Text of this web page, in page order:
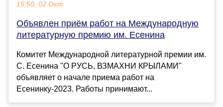
15:50, 02 Окт
Объявлен приём работ на Международную
литературную премию им. Есенина
Комитет Международной литературной премии им.
С. Есенина "О РУСЬ, ВЗМАХНИ КРЫЛАМИ"
объявляет о начале приема работ на
Есенинку-2023. Работы принимают...